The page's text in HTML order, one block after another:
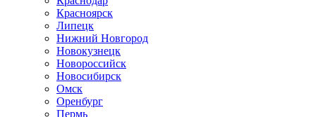
Красноярск
Липецк
Нижний Новгород
Новокузнецк
Новороссийск
Новосибирск
Омск
Оренбург
Пермь